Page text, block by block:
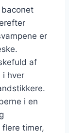
baconet
er
af
i hver
i en
timer,